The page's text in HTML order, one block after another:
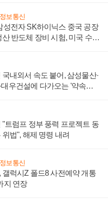
보통신
성전자 SK하이닉스 중국 공장
산 반도체 장비 시험, 미국 수출
국내외서 속도 붙어, 삼성물산·
대우건설에 다가오는 '약속의
"트럼프 정부 풍력 프로젝트 동
위법", 해제 명령 내려
보통신
갤럭시Z 폴드8 사전예약 개통
지 연장